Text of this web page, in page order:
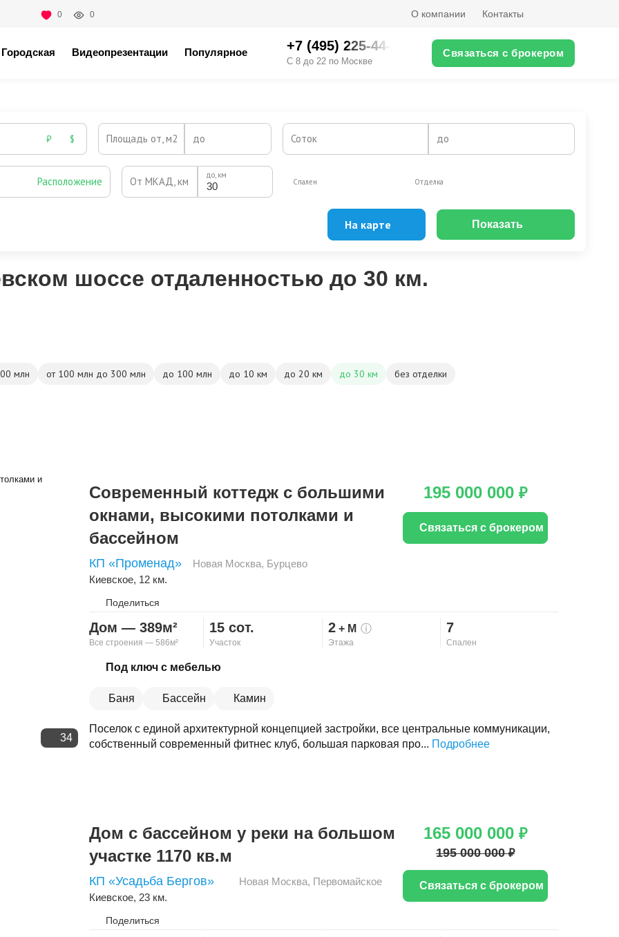
0 0 О компании Контакты
Городская Видеопрезентации Популярное +7 (495) 225-44-XX
С 8 до 22 по Москве
Связаться с брокером
₽ $ Площадь от, м2 до Соток до
Расположение От МКАД, км до, км
Спален Отделка
На карте Показать
шоссе отдаленностью до 30 км.
млн от 100 млн до 300 млн до 100 млн до 10 км до 20 км до 30 км
без отделки
34
Современный коттедж с большими
окнами, высокими потолками и
бассейном
КП «Променад» Новая Москва, Бурцево
Киевское, 12 км.
Поделиться
Скопировать ссылку
Дом — 389м²
Все строения — 586м²
15 сот.
Участок
2+ М ⓘ
Этажа
7
Спален
Под ключ с мебелью
Баня Бассейн Камин
Поселок с единой архитектурной концепцией застройки, все центральные коммуникации,
собственный современный фитнес клуб, большая парковая про... Подробнее
195 000 000 ₽
Связаться с брокером
Дом с бассейном у реки на большом
участке 1170 кв.м
КП «Усадьба Бергов» Новая Москва, Первомайское
Киевское, 23 км.
Поделиться
165 000 000 ₽
195 000 000 ₽
Связаться с брокером